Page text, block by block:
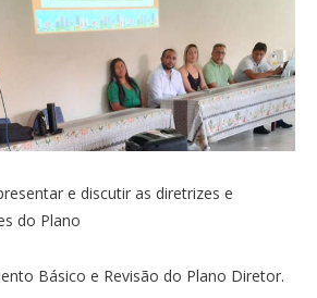
e discutir as diretrizes e
do Plano
Básico e Revisão do Plano Diretor.